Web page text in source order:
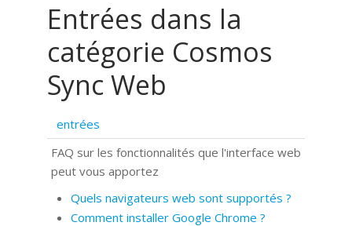
Entrées dans la
catégorie Cosmos
Sync Web
entrées
FAQ sur les fonctionnalités que l'interface web
peut vous apportez
Quels navigateurs web sont supportés ?
Comment installer Google Chrome ?